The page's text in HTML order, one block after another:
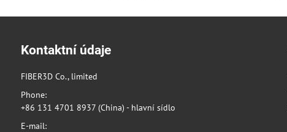
Kontaktní údaje
FIBER3D Co., limited
Phone:
+86 131 4701 8937 (China) - hlavní sídlo
E-mail: